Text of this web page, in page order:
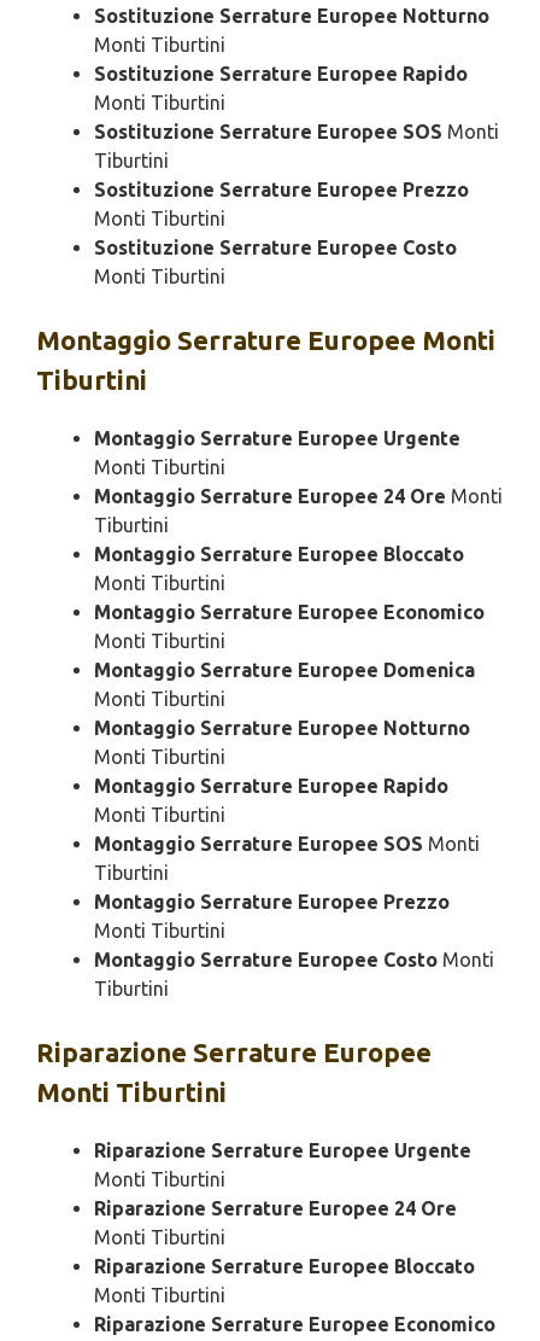
Sostituzione Serrature Europee Notturno
Monti Tiburtini
Sostituzione Serrature Europee Rapido
Monti Tiburtini
Sostituzione Serrature Europee SOS Monti
Tiburtini
Sostituzione Serrature Europee Prezzo
Monti Tiburtini
Sostituzione Serrature Europee Costo
Monti Tiburtini
Montaggio Serrature Europee Monti
Tiburtini
Montaggio Serrature Europee Urgente
Monti Tiburtini
Montaggio Serrature Europee 24 Ore Monti
Tiburtini
Montaggio Serrature Europee Bloccato
Monti Tiburtini
Montaggio Serrature Europee Economico
Monti Tiburtini
Montaggio Serrature Europee Domenica
Monti Tiburtini
Montaggio Serrature Europee Notturno
Monti Tiburtini
Montaggio Serrature Europee Rapido
Monti Tiburtini
Montaggio Serrature Europee SOS Monti
Tiburtini
Montaggio Serrature Europee Prezzo
Monti Tiburtini
Montaggio Serrature Europee Costo Monti
Tiburtini
Riparazione Serrature Europee
Monti Tiburtini
Riparazione Serrature Europee Urgente
Monti Tiburtini
Riparazione Serrature Europee 24 Ore
Monti Tiburtini
Riparazione Serrature Europee Bloccato
Monti Tiburtini
Riparazione Serrature Europee Economico